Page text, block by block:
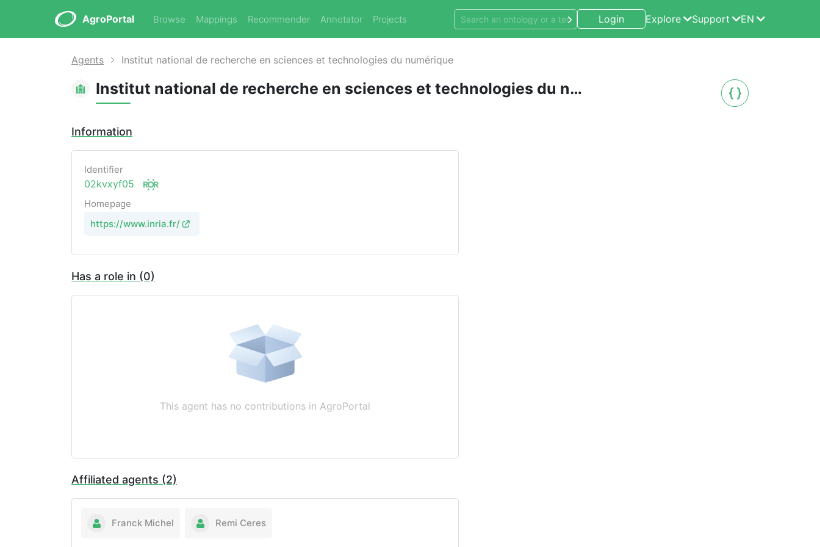
AgroPortal Browse Mappings Recommender Annotator Projects Login Explore Support EN
Agents Institut national de recherche en sciences et technologies du numérique
Institut national de recherche en sciences et technologies du numérique
Information
Identifier
02kvxyf05
Homepage
https://www.inria.fr/
Has a role in (0)
This agent has no contributions in AgroPortal
Affiliated agents (2)
Franck Michel Remi Ceres